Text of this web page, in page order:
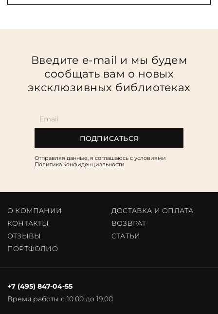
Введите e-mail и мы будем
сообщать вам о новых
эксклюзивных библиотеках
ПОДПИСАТЬСЯ
Отправляя данные, я соглашаюсь c условиями
Политика конфиденциальности
О КОМПАНИИ
ДОСТАВКА И ОПЛАТА
КОНТАКТЫ
ВОЗВРАТ
ОТЗЫВЫ
CТАТЬИ
ПОРТФОЛИО
Время работы с 10.00 до 19.00
+7 (495) 847-04-55